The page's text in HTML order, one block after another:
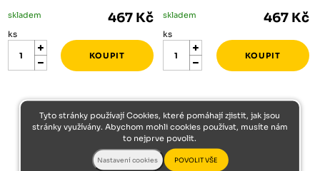
skladem 467 Kč
ks
skladem 467 Kč
ks
Tyto stránky používají Cookies, které pomáhají zjistit, jak jsou
stránky využívány. Abychom mohli cookies používat, musíte nám
to nejprve povolit.